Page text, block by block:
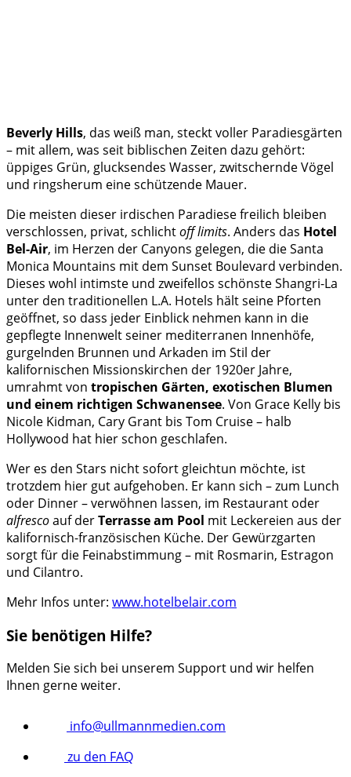
Beverly Hills, das weiß man, steckt voller Paradiesgärten
– mit allem, was seit biblischen Zeiten dazu gehört:
üppiges Grün, glucksendes Wasser, zwitschernde Vögel
und ringsherum eine schützende Mauer.
Die meisten dieser irdischen Paradiese freilich bleiben
verschlossen, privat, schlichtoff limits. Anders das Hotel
Bel-Air, im Herzen der Canyons gelegen, die die Santa
Monica Mountains mit dem Sunset Boulevard verbinden.
Dieses wohl intimste und zweifellos schönste Shangri-La
unter den traditionellen L.A. Hotels hält seine Pforten
geöffnet, so dass jeder Einblick nehmen kann in die
gepflegte Innenwelt seiner mediterranen Innenhöfe,
gurgelnden Brunnen und Arkaden im Stil der
kalifornischen Missionskirchen der 1920er Jahre,
umrahmt von tropischen Gärten, exotischen Blumen
und einem richtigen Schwanensee. Von Grace Kelly bis
Nicole Kidman, Cary Grant bis Tom Cruise – halb
Hollywood hat hier schon geschlafen.
Wer es den Stars nicht sofort gleichtun möchte, ist
trotzdem hier gut aufgehoben. Er kann sich – zum Lunch
oder Dinner – verwöhnen lassen, im Restaurant oder
alfrescoauf derTerrasse am Pool mit Leckereien aus der
kalifornisch-französischen Küche. Der Gewürzgarten
sorgt für die Feinabstimmung – mit Rosmarin, Estragon
und Cilantro.
Mehr Infos unter: www.hotelbelair.com
Sie benötigen Hilfe?
Melden Sie sich bei unserem Support und wir helfen
Ihnen gerne weiter.
info@ullmannmedien.com
zu den FAQ